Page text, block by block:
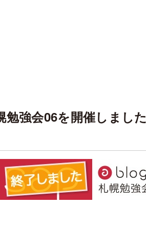
強会06を開催しました